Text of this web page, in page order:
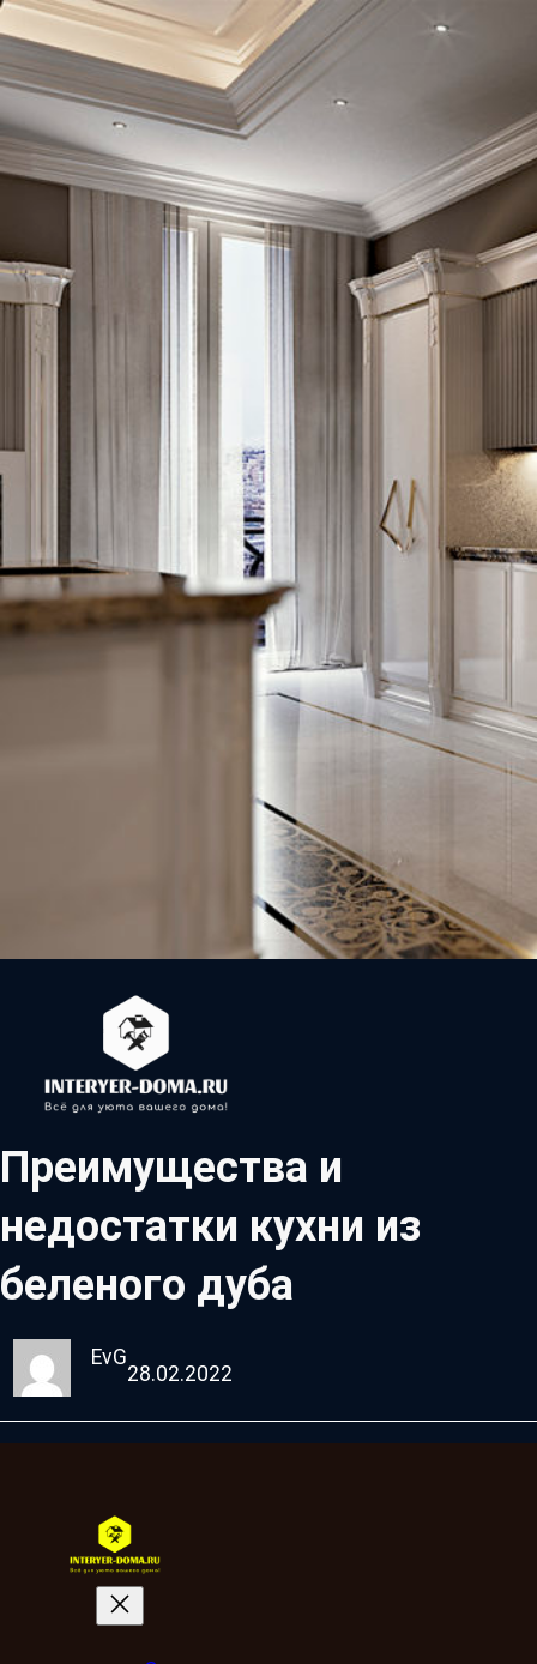
Преимущества и
недостатки кухни из
беленого дуба
EvG
28.02.2022